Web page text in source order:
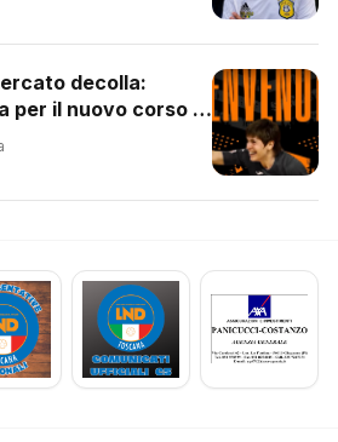
decolla:
per il nuovo corso di